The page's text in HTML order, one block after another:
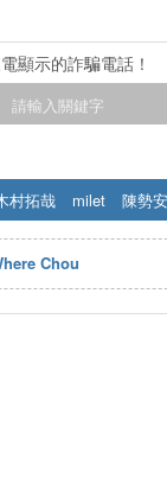
顯示的詐騙電話！
時間調整公告】
村拓哉 milet
陳勢安
Chou